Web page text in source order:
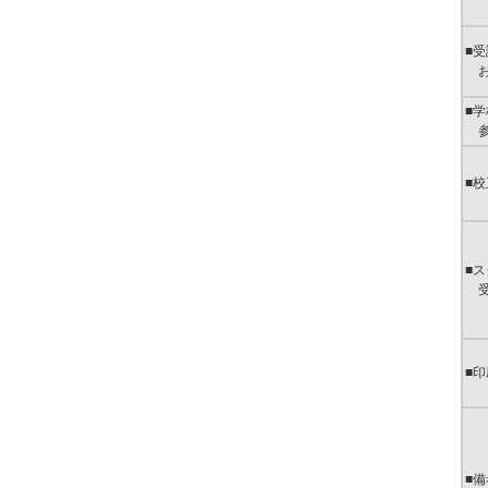
■受
■
■校
■ス
■印
■備